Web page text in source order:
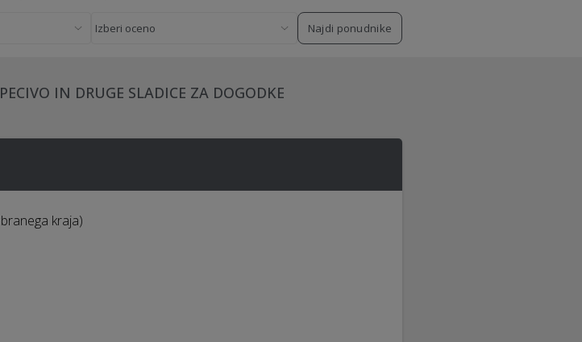
Najdi ponudnike
IN DRUGE SLADICE ZA DOGODKE
kraja)